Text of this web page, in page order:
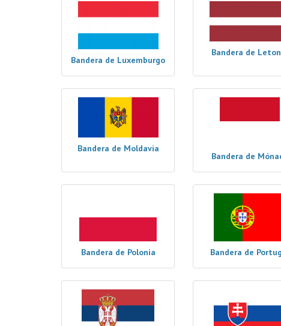
Bandera de Luxemburgo
Bandera de
Bandera de Moldavia
Bandera de
Bandera de Polonia Bandera de